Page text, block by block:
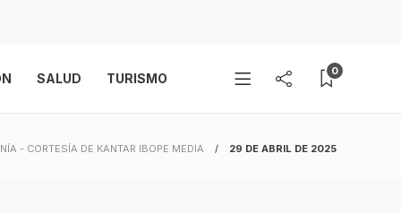
SALUD TURISMO 0
- CORTESÍA DE KANTAR IBOPE MEDIA 29 DE ABRIL DE 2025